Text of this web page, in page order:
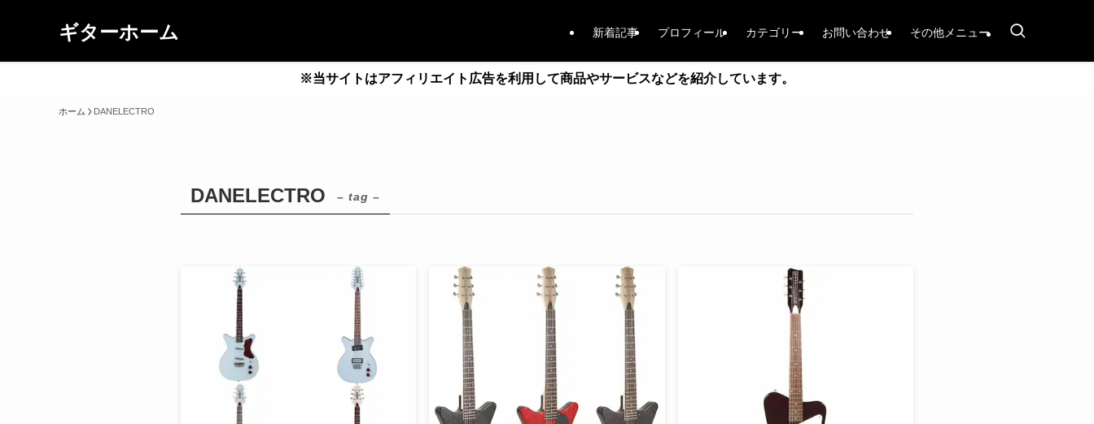
ギターホーム 新着記事 プロフィール カテゴリー お問い合わせ その他メニュー
※当サイトはアフィリエイト広告を利用して商品やサービスなどを紹介しています。
ホーム DANELECTRO
DANELECTRO – tag –